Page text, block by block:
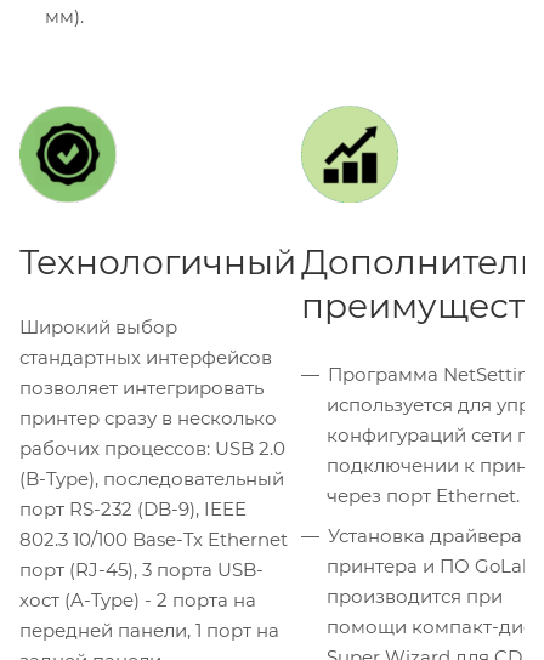
мм).
Технологичный
Широкий выбор
стандартных интерфейсов
позволяет интегрировать
принтер сразу в несколько
рабочих процессов: USB 2.0
(B-Type), последовательный
порт RS-232 (DB-9), IEEE
802.3 10/100 Base-Tx Ethernet
порт (RJ-45), 3 порта USB-
хост (A-Type) - 2 порта на
передней панели, 1 порт на
Программа NetSetting
используется для
конфигураций сети
подключении к
через порт Ethernet.
Установка драйвера
принтера и ПО
производится при
помощи компакт-